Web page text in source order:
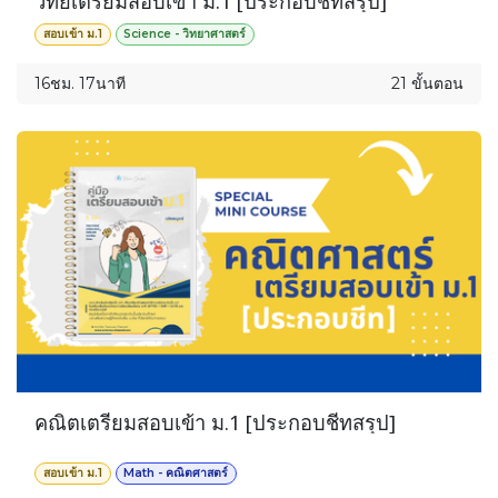
สอบเข้า ม.1 Science - วิทยาศาสตร์
16ชม. 17นาที 21 ขั้นตอน
คณิตเตรียมสอบเข้า ม.1 [ประกอบชีทสรุป]
สอบเข้า ม.1 Math - คณิตศาสตร์